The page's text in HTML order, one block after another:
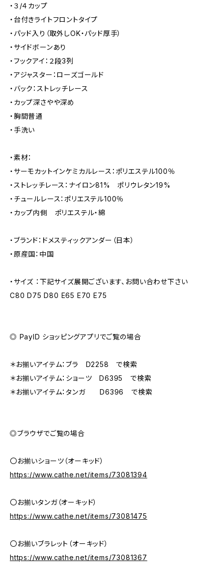
・３/４カップ
・台付きライトフロントタイプ
・パッド入り（取外しOK・パッド厚手）
・サイドボーンあり
・フックアイ：２段3列
・アジャスター：ローズゴールド
・バック：ストレッチレース
・カップ深さやや深め
・胸間普通
・手洗い
・素材：
・サーモカットインケミカルレース：ポリエステル100％
・ストレッチレース：ナイロン81% ポリウレタン19%
・チュールレース：ポリエステル100％
・カップ内側 ポリエステル・綿
・ブランド：ドメスティックアンダー（日本）
・原産国：中国
・サイズ ：下記サイズ展開ございます、お問い合わせ下さい
C80 D75 D80 E65 E70 E75
◎ PayID ショッピングアプリでご覧の場合
＊お揃いアイテム：ブラ D2258 で検索
＊お揃いアイテム：ショーツ D6395 で検索
＊お揃いアイテム：タンガ D6396 で検索
◎ブラウザでご覧の場合
〇お揃いショーツ（オーキッド）
https://www.cathe.net/items/73081394
〇お揃いタンガ（オーキッド）
https://www.cathe.net/items/73081475
〇お揃いブラレット（オーキッド）
https://www.cathe.net/items/73081367